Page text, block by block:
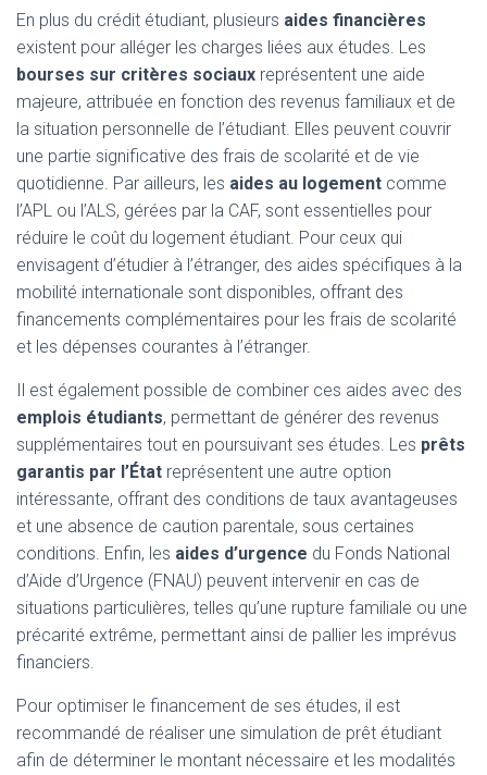
En plus du crédit étudiant, plusieurs aides financières
existent pour alléger les charges liées aux études. Les
bourses sur critères sociaux représentent une aide
majeure, attribuée en fonction des revenus familiaux et de
la situation personnelle de l’étudiant. Elles peuvent couvrir
une partie significative des frais de scolarité et de vie
quotidienne. Par ailleurs, les aides au logement comme
l’APL ou l’ALS, gérées par la CAF, sont essentielles pour
réduire le coût du logement étudiant. Pour ceux qui
envisagent d’étudier à l’étranger, des aides spécifiques à la
mobilité internationale sont disponibles, offrant des
financements complémentaires pour les frais de scolarité
et les dépenses courantes à l’étranger.
Il est également possible de combiner ces aides avec des
emplois étudiants, permettant de générer des revenus
supplémentaires tout en poursuivant ses études. Les prêts
garantis par l’État représentent une autre option
intéressante, offrant des conditions de taux avantageuses
et une absence de caution parentale, sous certaines
conditions. Enfin, les aides d’urgence du Fonds National
d’Aide d’Urgence (FNAU) peuvent intervenir en cas de
situations particulières, telles qu’une rupture familiale ou une
précarité extrême, permettant ainsi de pallier les imprévus
financiers.
Pour optimiser le financement de ses études, il est
recommandé de réaliser une simulation de prêt étudiant
afin de déterminer le montant nécessaire et les modalités